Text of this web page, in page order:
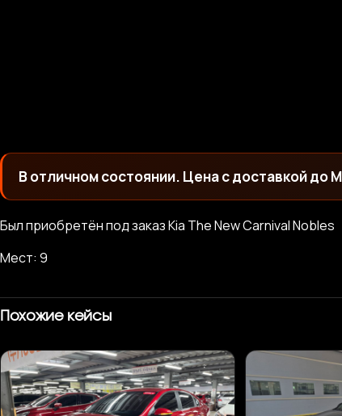
В отличном состоянии. Цена с доставкой до
Был приобретён под заказ Kia The New Carnival Nobles
Мест: 9
Похожие кейсы